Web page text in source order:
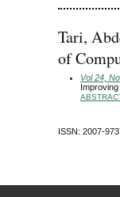
Tari,
of
Vol 24,
ISSN: 2007-